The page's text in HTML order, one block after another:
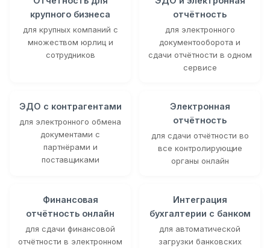
крупного бизнеса
для крупных компаний с
множеством юрлиц и
сотрудников
отчётность
для электронного
документооборота и
сдачи отчётности в одном
сервисе
ЭДО с контрагентами
для электронного обмена
документами с
партнёрами и
поставщиками
Электронная
отчётность
для сдачи отчётности во
все контролирующие
органы онлайн
Финансовая
отчётность онлайн
для сдачи финансовой
отчётности в электронном
Интеграция
бухгалтерии с банком
для автоматической
загрузки банковских